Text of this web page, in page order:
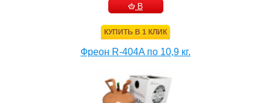
В
КУПИТЬ В 1 КЛИК
Фреон R-404A по 10,9 кг.